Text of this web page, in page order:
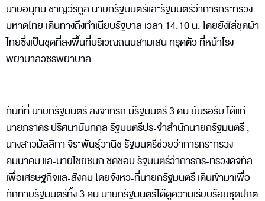
นายอนุทิน ชาญวีรกูล นายกรัฐมนตรีและรัฐมนตรีว่าการกระทรวง
มหาดไทย เดินทางถึงทำเนียบรัฐบาล เวลา 14:10 น. โดยยังใส่ชุดผ้า
ไทยซึ่งเป็นชุดที่ลงพื้นที่บริเวณถนนสามเสน ทรุดตัว ที่หน้าโรง
พยาบาลวชิรพยาบาล
ทันทีที่ นายกรัฐมนตรี ลงจากรถ มีรัฐมนตรี 3 คน ยืนรอรับ ได้แก่
นายภราดร ปริศนานันทกุล รัฐมนตรีประจำสำนักนายกรัฐมนตรี ,
นางสาวมัลลิกา จิระพันธุ์วานิช รัฐมนตรีช่วยว่าการกระทรวง
คมนาคม และนายไชยชนก ชิดชอบ รัฐมนตรีว่าการกระทรวงดิจิทัล
เพื่อเศรษฐกิจและสังคม โดยจังหวะที่นายกรัฐมนตรี เดินเข้ามาเพื่อ
ทักทายรัฐมนตรีทั้ง 3 คน นายกรัฐมนตรีได้ดูความเรียบร้อยชุดปกติ